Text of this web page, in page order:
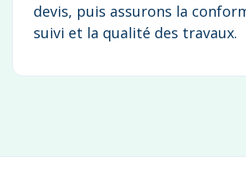
devis, puis assurons la
suivi et la qualité des travaux.